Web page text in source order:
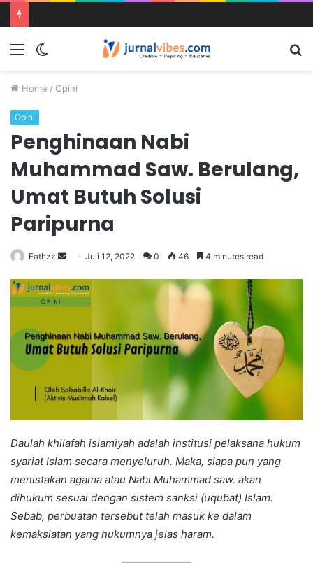
Home / Opini
Opini
Penghinaan Nabi
Muhammad Saw. Berulang,
Umat Butuh Solusi
Paripurna
Fathzz Juli 12, 2022 0 46 4 minutes read
Daulah khilafah islamiyah adalah institusi pelaksana hukum
syariat Islam secara menyeluruh. Maka, siapa pun yang
menistakan agama atau Nabi Muhammad saw. akan
dihukum sesuai dengan sistem sanksi (uqubat) Islam.
Sebab, perbuatan tersebut telah masuk ke dalam
kemaksiatan yang hukumnya jelas haram.